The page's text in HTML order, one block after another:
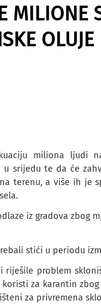
MILIONE
OLUJE
miliona ljudi
srijedu te da će
terenu, a više ih je
iz gradova zbog
stići u periodu
problem
za karantin
za privremena